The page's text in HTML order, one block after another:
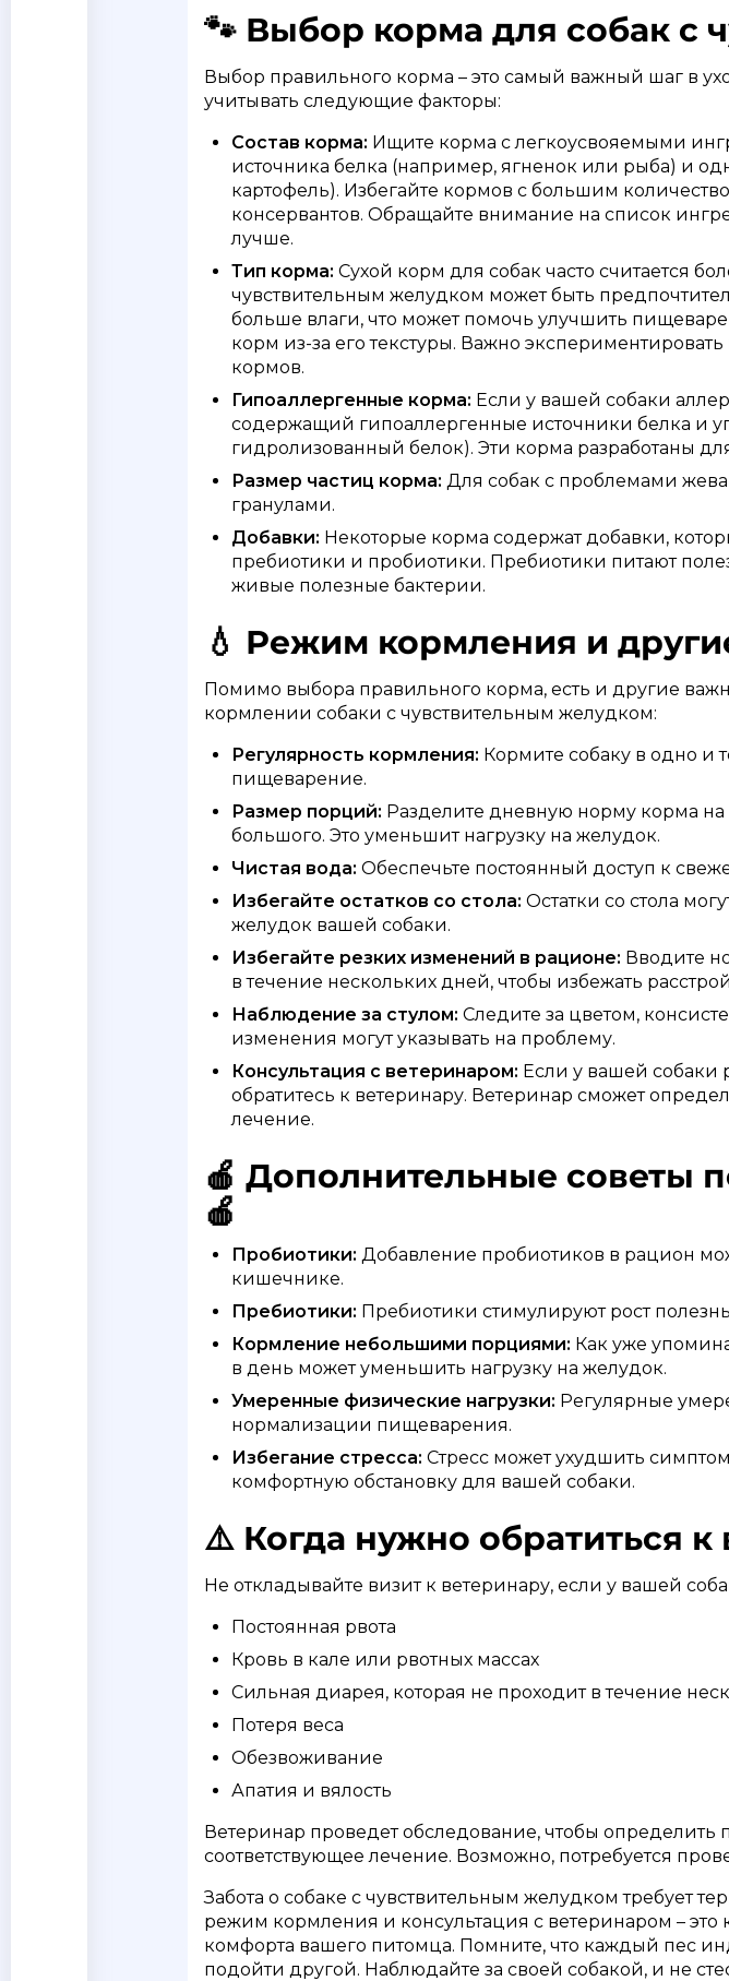
🐾 Выбор корма для собак с
Выбор правильного корма – это самый важный шаг в
учитывать следующие факторы:
Состав корма: Ищите корма с легкоусвояемыми
источника белка (например, ягненок или рыба) и
картофель). Избегайте кормов с большим
консервантов. Обращайте внимание на список
лучше.
Тип корма: Сухой корм для собак часто считается
чувствительным желудком может быть
больше влаги, что может помочь улучшить
корм из-за его текстуры. Важно
кормов.
Гипоаллергенные корма: Если у вашей собаки
содержащий гипоаллергенные источники белка и
гидролизованный белок). Эти корма разработаны
Размер частиц корма: Для собак с проблемами
гранулами.
Добавки: Некоторые корма содержат добавки,
пребиотики и пробиотики. Пребиотики питают
живые полезные бактерии.
💧 Режим кормления и
Помимо выбора правильного корма, есть и другие
кормлении собаки с чувствительным желудком:
Регулярность кормления: Кормите собаку в одно и
пищеварение.
Размер порций: Разделите дневную норму корма
большого. Это уменьшит нагрузку на желудок.
Чистая вода: Обеспечьте постоянный доступ к
Избегайте остатков со стола: Остатки со стола
желудок вашей собаки.
Избегайте резких изменений в рационе: Вводите
в течение нескольких дней, чтобы избежать
Наблюдение за стулом: Следите за цветом,
изменения могут указывать на проблему.
Консультация с ветеринаром: Если у вашей собаки
обратитесь к ветеринару. Ветеринар сможет
лечение.
🍎 Дополнительные советы
🍎
Пробиотики: Добавление пробиотиков в рацион
кишечнике.
Пребиотики: Пребиотики стимулируют рост
Кормление небольшими порциями: Как уже
в день может уменьшить нагрузку на желудок.
Умеренные физические нагрузки: Регулярные
нормализации пищеварения.
Избегание стресса: Стресс может ухудшить
комфортную обстановку для вашей собаки.
⚠️ Когда нужно обратиться к
Не откладывайте визит к ветеринару, если у вашей
Постоянная рвота
Кровь в кале или рвотных массах
Сильная диарея, которая не проходит в течение
Потеря веса
Обезвоживание
Апатия и вялость
Ветеринар проведет обследование, чтобы
соответствующее лечение. Возможно, потребуется
Забота о собаке с чувствительным желудком требует
режим кормления и консультация с ветеринаром –
комфорта вашего питомца. Помните, что каждый пес
подойти другой. Наблюдайте за своей собакой, и не